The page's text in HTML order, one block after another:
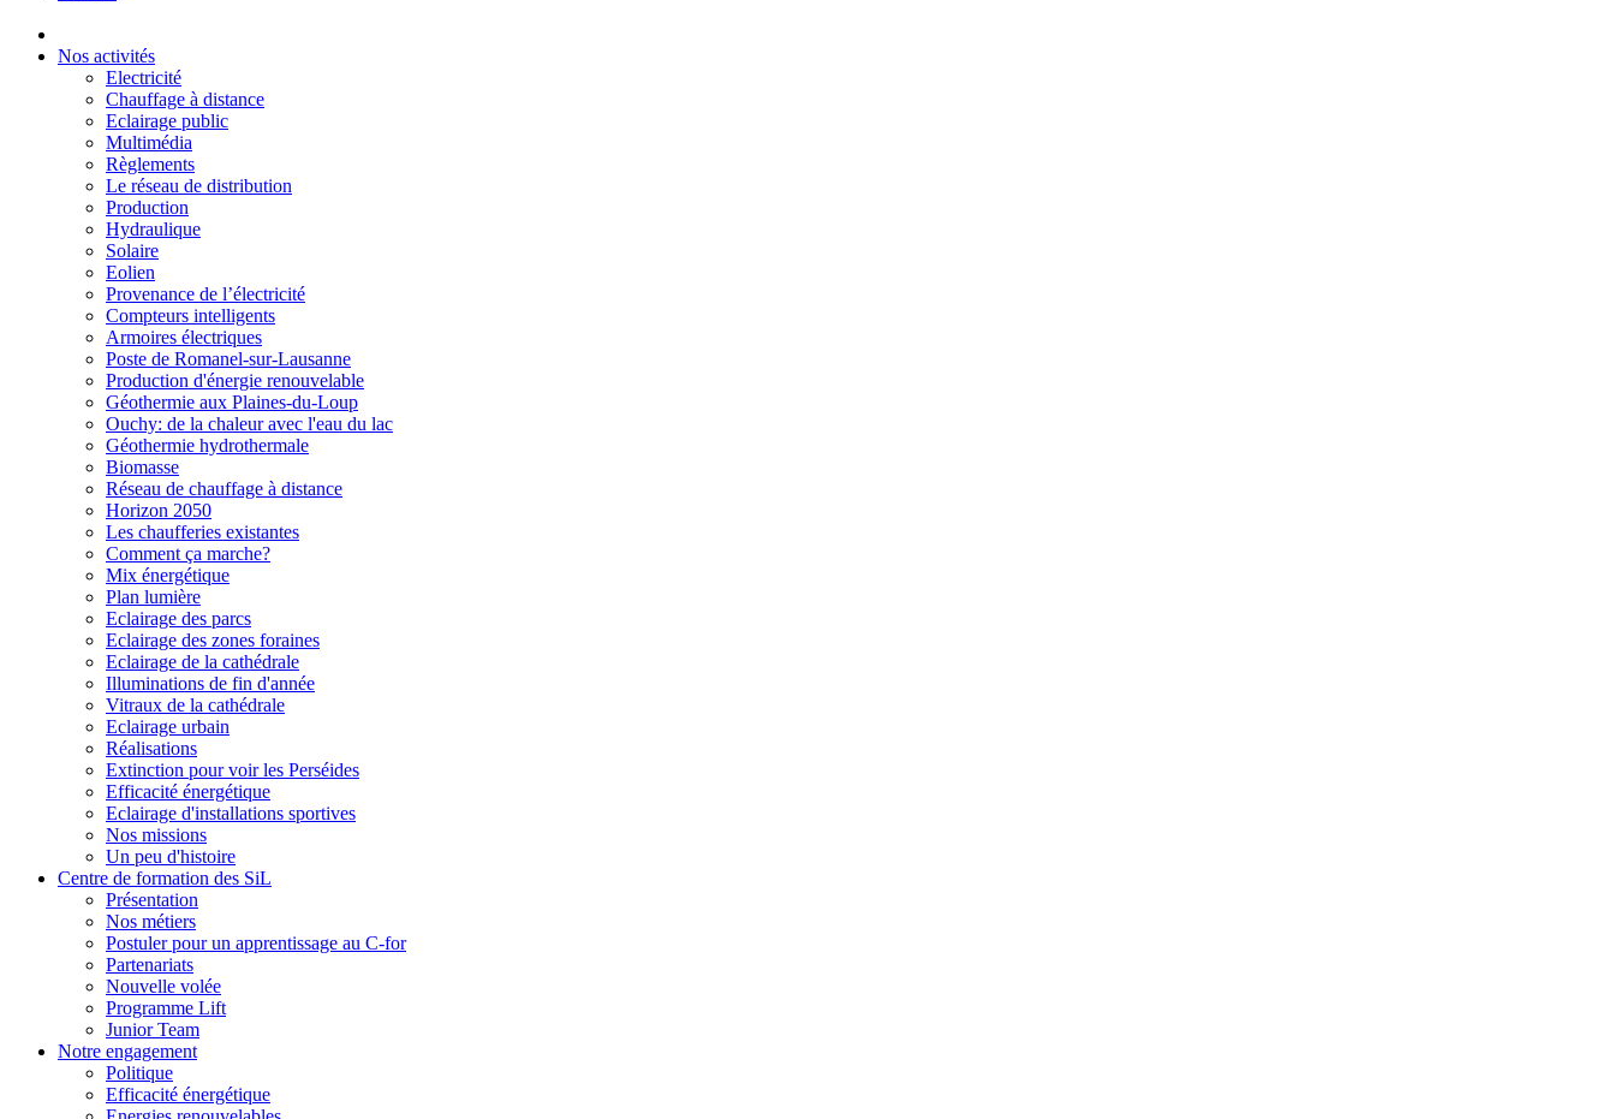
Nos activités
Electricité
Chauffage à distance
Eclairage public
Multimédia
Règlements
Le réseau de distribution
Production
Hydraulique
Solaire
Eolien
Provenance de l’électricité
Compteurs intelligents
Armoires électriques
Poste de Romanel-sur-Lausanne
Production d'énergie renouvelable
Géothermie aux Plaines-du-Loup
Ouchy: de la chaleur avec l'eau du lac
Géothermie hydrothermale
Biomasse
Réseau de chauffage à distance
Horizon 2050
Les chaufferies existantes
Comment ça marche?
Mix énergétique
Plan lumière
Eclairage des parcs
Eclairage des zones foraines
Eclairage de la cathédrale
Illuminations de fin d'année
Vitraux de la cathédrale
Eclairage urbain
Réalisations
Extinction pour voir les Perséides
Efficacité énergétique
Eclairage d'installations sportives
Nos missions
Un peu d'histoire
Centre de formation des SiL
Présentation
Nos métiers
Postuler pour un apprentissage au C-for
Partenariats
Nouvelle volée
Programme Lift
Junior Team
Notre engagement
Politique
Efficacité énergétique